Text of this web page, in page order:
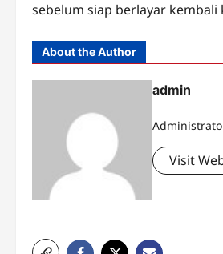
sebelum siap berlayar kembali
About the Author
admin
Visit